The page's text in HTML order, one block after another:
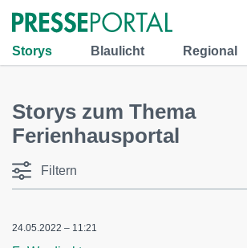
Storys Blaulicht Regional
Storys zum Thema
Ferienhausportal
Filtern
24.05.2022 – 11:21